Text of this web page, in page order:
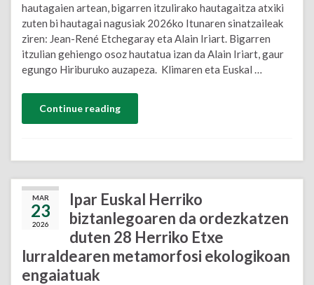
hautagaien artean, bigarren itzulirako hautagaitza atxiki
zuten bi hautagai nagusiak 2026ko Itunaren sinatzaileak
ziren: Jean-René Etchegaray eta Alain Iriart. Bigarren
itzulian gehiengo osoz hautatua izan da Alain Iriart, gaur
egungo Hiriburuko auzapeza. Klimaren eta Euskal …
Continue reading
MAR
23
2026
Ipar Euskal Herriko
biztanlegoaren da ordezkatzen
duten 28 Herriko Etxe
lurraldearen metamorfosi ekologikoan
engaiatuak